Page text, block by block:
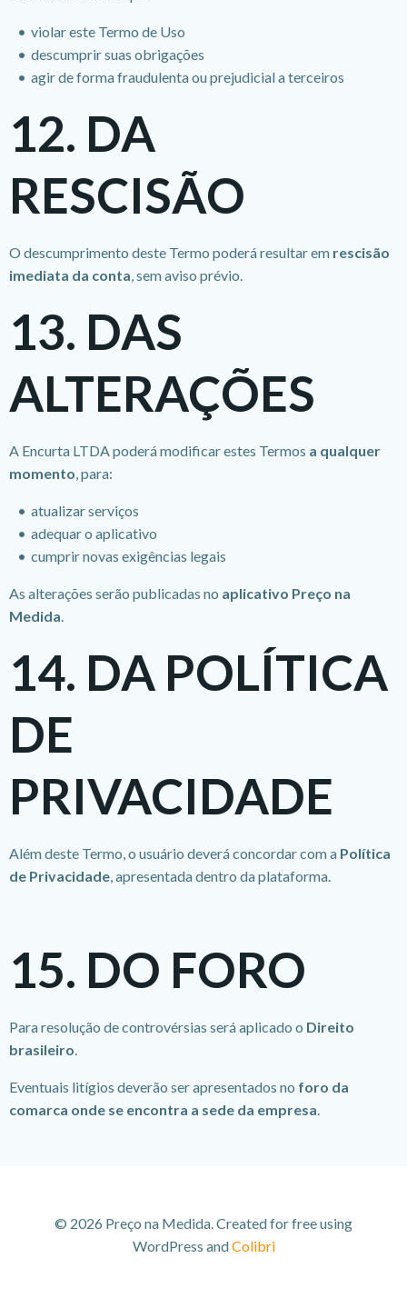
violar este Termo de Uso
descumprir suas obrigações
agir de forma fraudulenta ou prejudicial a terceiros
12. DA
RESCISÃO
O descumprimento deste Termo poderá resultar em rescisão
imediata da conta, sem aviso prévio.
13. DAS
ALTERAÇÕES
A Encurta LTDA poderá modificar estes Termos a qualquer
momento, para:
atualizar serviços
adequar o aplicativo
cumprir novas exigências legais
As alterações serão publicadas no aplicativo Preço na
Medida.
14. DA POLÍTICA
DE
PRIVACIDADE
Além deste Termo, o usuário deverá concordar com a Política
de Privacidade, apresentada dentro da plataforma.
15. DO FORO
Para resolução de controvérsias será aplicado o Direito
brasileiro.
Eventuais litígios deverão ser apresentados no foro da
comarca onde se encontra a sede da empresa.
© 2026 Preço na Medida. Created for free using
WordPress andColibri